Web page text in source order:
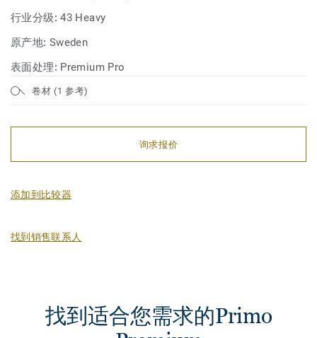
行业分级:43 Heavy
原产地: Sweden
表面处理: Premium Pro
卷材 (1 参考)
询求报价
添加到比较器
找到销售联系人
找到适合您需求的Primo